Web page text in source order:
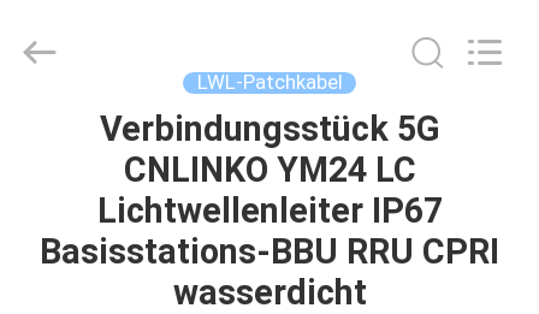
PRODUKTE
LWL-Patchkabel
Verbindungsstück 5G
CNLINKO YM24 LC
Lichtwellenleiter IP67
Basisstations-BBU RRU CPRI
wasserdicht